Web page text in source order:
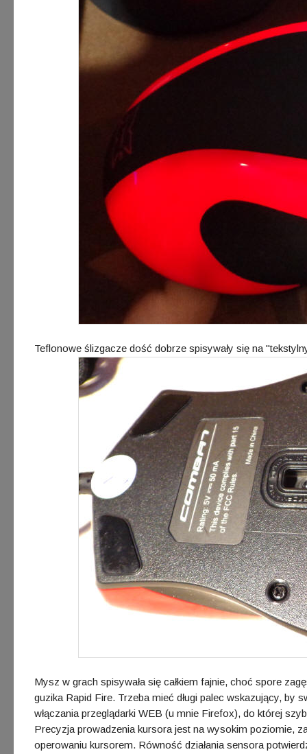
Teflonowe ślizgacze dość dobrze spisywały się na
Mysz w grach spisywała się całkiem fajnie, choć spore
guzika Rapid Fire. Trzeba mieć długi palec wskazujący, by
włączania przeglądarki WEB (u mnie Firefox), do której
Precyzja prowadzenia kursora jest na wysokim poziomie,
operowaniu kursorem. Równość działania sensora